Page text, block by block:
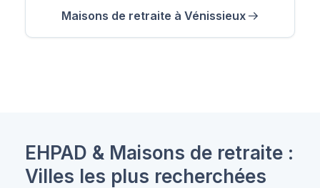
Maisons de retraite à Vénissieux
EHPAD & Maisons de retraite :
Villes les plus recherchées